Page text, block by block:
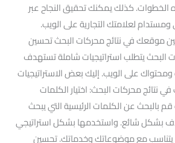
كذلك يمكنك تحقيق النجاح عبر
ومستدام لعلامتك التجارية على الويب.
موقعك في نتائج محركات البحث تحسين
يتطلب استراتيجيات شاملة تستهدف
على الويب. إليك بعض الاستراتيجيات
نتائج محركات البحث: اختيار الكلمات
قم بالبحث عن الكلمات الرئيسية التي يبحث
بشكل شائع. واستخدمها بشكل استراتيجي
مع موضوعاتك وخدماتك. تحسين